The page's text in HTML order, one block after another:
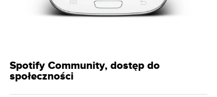
Spotify Community, dostęp do
społeczności